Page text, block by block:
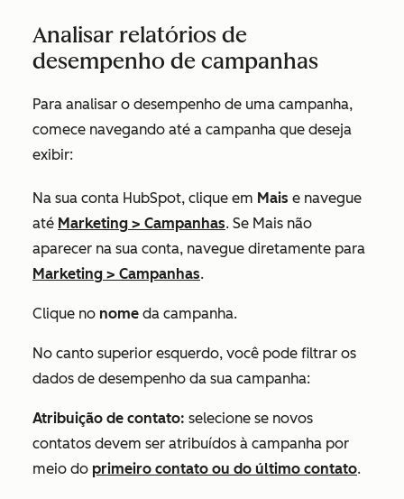
Analisar relatórios de
desempenho de campanhas
Para analisar o desempenho de uma campanha,
comece navegando até a campanha que deseja
exibir:
Na sua conta HubSpot, clique em Mais e navegue
até Marketing > Campanhas. Se Mais não
aparecer na sua conta, navegue diretamente para
Marketing > Campanhas.
Clique no nome da campanha.
No canto superior esquerdo, você pode filtrar os
dados de desempenho da sua campanha:
Atribuição de contato: selecione se novos
contatos devem ser atribuídos à campanha por
meio do primeiro contato ou do último contato.